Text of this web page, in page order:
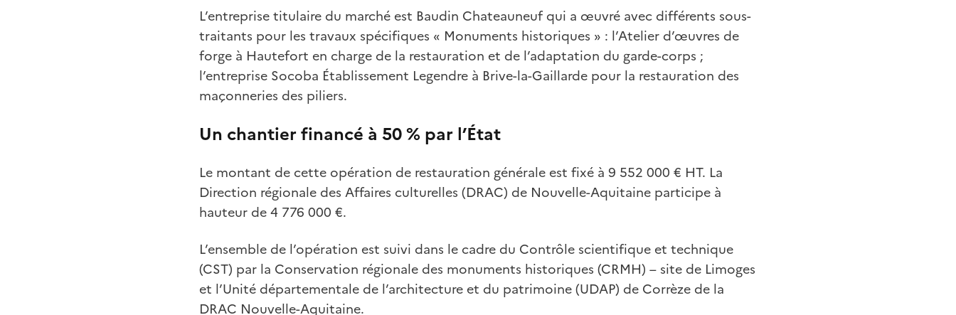
L’entreprise titulaire du marché est Baudin Chateauneuf qui a œuvré avec différents sous-
traitants pour les travaux spécifiques « Monuments historiques » : l’Atelier d’œuvres de
forge à Hautefort en charge de la restauration et de l’adaptation du garde-corps ;
l’entreprise Socoba Établissement Legendre à Brive-la-Gaillarde pour la restauration des
maçonneries des piliers.
Un chantier financé à 50 % par l’État
Le montant de cette opération de restauration générale est fixé à 9 552 000 € HT. La
Direction régionale des Affaires culturelles (DRAC) de Nouvelle-Aquitaine participe à
hauteur de 4 776 000 €.
L’ensemble de l’opération est suivi dans le cadre du Contrôle scientifique et technique
(CST) par la Conservation régionale des monuments historiques (CRMH) – site de Limoges
et l’Unité départementale de l’architecture et du patrimoine (UDAP) de Corrèze de la
DRAC Nouvelle-Aquitaine.